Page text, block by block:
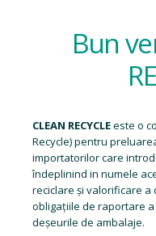
Bun
CLEAN RECYCLEeste o
Recycle) pentru
importatorilor care
îndeplinind in numele
reciclare și valorificare a
obligațiile de raportare
deșeurile de ambalaje.